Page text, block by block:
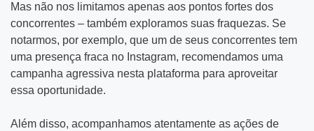
Mas não nos limitamos apenas aos pontos fortes dos
concorrentes – também exploramos suas fraquezas. Se
notarmos, por exemplo, que um de seus concorrentes tem
uma presença fraca no Instagram, recomendamos uma
campanha agressiva nesta plataforma para aproveitar
essa oportunidade.
Além disso, acompanhamos atentamente as ações de